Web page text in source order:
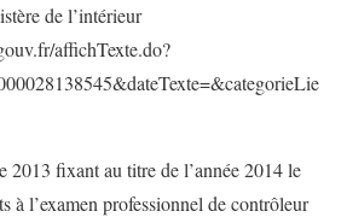
de l’intérieur
affichTexte.do?
2013 fixant au titre de l’année 2014 le
à l’examen professionnel de contrôleur